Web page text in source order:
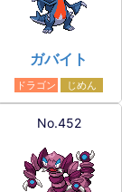
ガバイト
ドラゴン じめん
No.452